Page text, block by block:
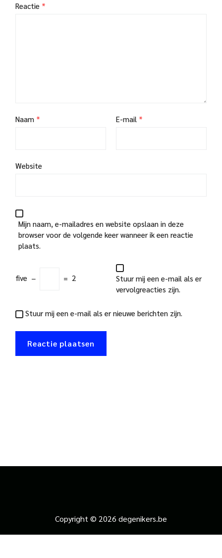
Reactie *
Naam * E-mail *
Website
Mijn naam, e-mailadres en website opslaan in deze
browser voor de volgende keer wanneer ik een reactie
plaats.
five − = 2
Stuur mij een e-mail als er
vervolgreacties zijn.
Stuur mij een e-mail als er nieuwe berichten zijn.
Copyright © 2026 degenikers.be